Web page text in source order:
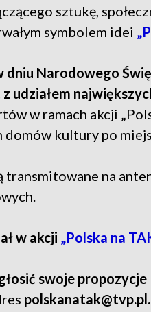
sztukę,
symbolem idei
dniu Narodowego
udziałem
w ramach akcji
domów kultury po
transmitowane na
w akcji „Polska na
swoje propozycje
polskanatak@tvp.pl.